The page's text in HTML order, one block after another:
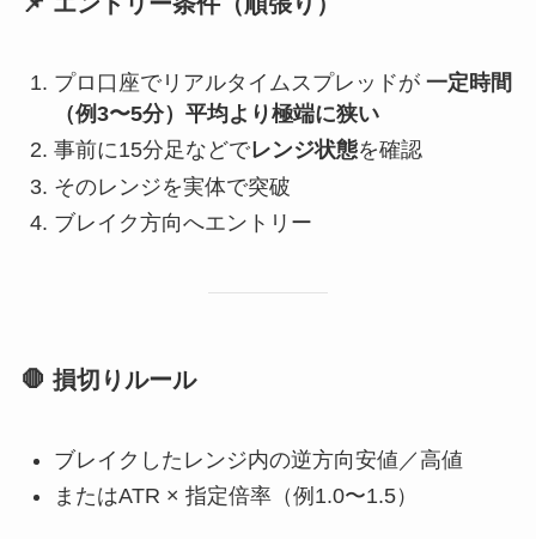
プロ口座でリアルタイムスプレッドが 一定時間
（例3〜5分）平均より極端に狭い
事前に15分足などでレンジ状態を確認
そのレンジを実体で突破
ブレイク方向へエントリー
🛑 損切りルール
ブレイクしたレンジ内の逆方向安値／高値
またはATR × 指定倍率（例1.0〜1.5）